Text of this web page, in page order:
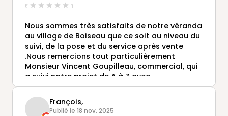
Nous sommes très satisfaits de notre véranda
au village de Boiseau que ce soit au niveau du
suivi, de la pose et du service après vente
.Nous remercions tout particulièrement
Monsieur Vincent Goupilleau, commercial, qui
a suivi notre projet de A à Z avec
professionnalisme et gentillesse .Encore merci
! Nous recommandons vivement l'antenne de
Saint Herblain.
François,
Publié le 18 nov. 2025